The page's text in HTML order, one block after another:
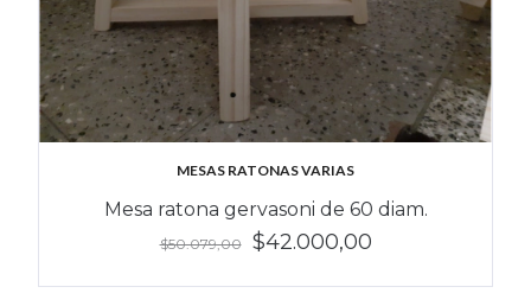
MESAS RATONAS VARIAS
Mesa ratona gervasoni de 60 diam.
$50.079,00 $42.000,00